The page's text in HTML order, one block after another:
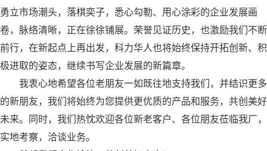
勇立市场潮头，落棋奕子，悉心勾勒、用心涂彩的企业发展画
卷，脉络清晰，正在徐徐铺展。荣誉见证历史，也激励我们不断
前行，在新起点上再出发，科力华人也将始终保持开拓创新、积
极进取的姿态，继续书写企业发展的新篇章。
我衷心地希望各位老朋友一如既往地支持我们，并结识更多
的新朋友，我们将始终为您提供更优质的产品和服务，共创美好
未来。同时，我们热忱欢迎各位新老客户、各位朋友莅临我厂，
实地考察，洽谈业务。